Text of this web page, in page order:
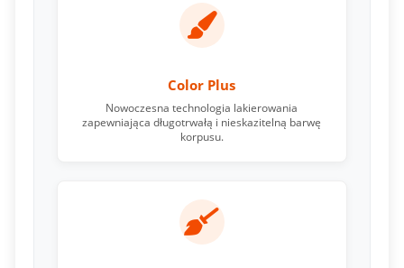
Color Plus
Nowoczesna technologia lakierowania
zapewniająca długotrwałą i nieskazitelną barwę
korpusu.